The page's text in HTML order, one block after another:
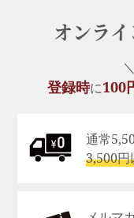
オンラ
登録時に100
通常
3,500